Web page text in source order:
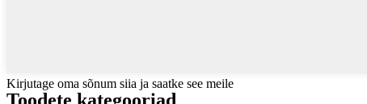
Kirjutage oma sõnum siia ja saatke see meile